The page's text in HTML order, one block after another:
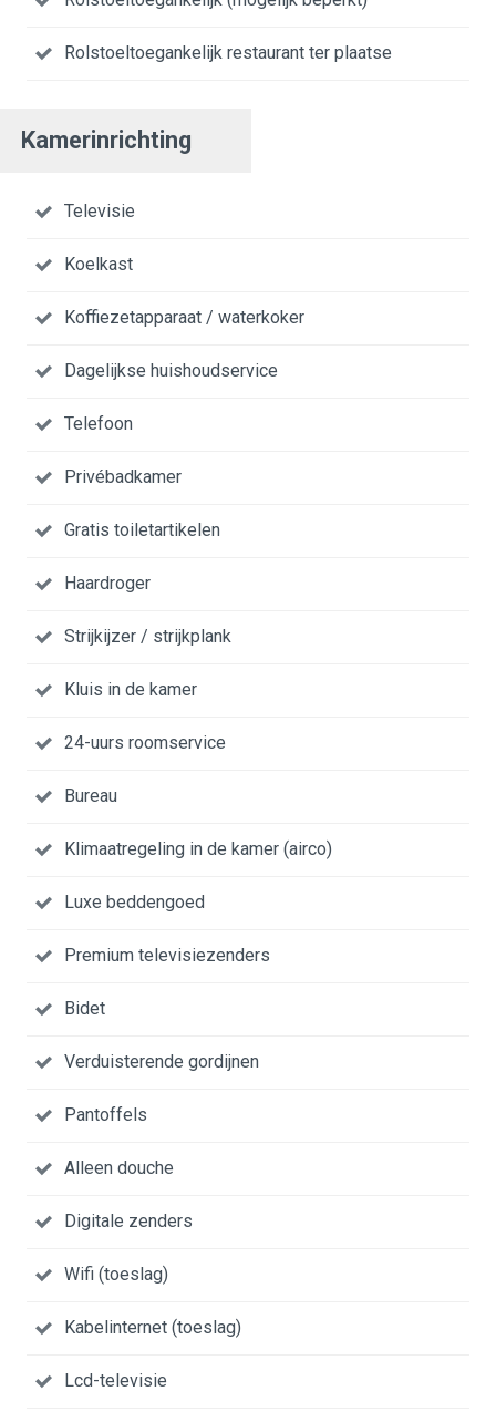
Rolstoeltoegankelijk restaurant ter plaatse
Kamerinrichting
Televisie
Koelkast
Koffiezetapparaat / waterkoker
Dagelijkse huishoudservice
Telefoon
Privébadkamer
Gratis toiletartikelen
Haardroger
Strijkijzer / strijkplank
Kluis in de kamer
24-uurs roomservice
Bureau
Klimaatregeling in de kamer (airco)
Luxe beddengoed
Premium televisiezenders
Bidet
Verduisterende gordijnen
Pantoffels
Alleen douche
Digitale zenders
Wifi (toeslag)
Kabelinternet (toeslag)
Lcd-televisie